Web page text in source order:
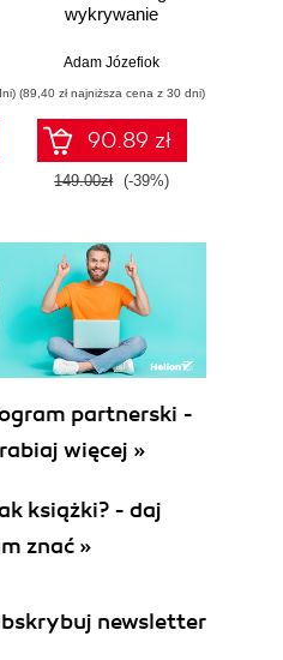
wykrywanie
Adam Józefiok
(89,40 zł najniższa cena z 30 dni)
90.89 zł
149.00zł (-39%)
partnerski -
więcej »
książki? - daj
znać »
newsletter